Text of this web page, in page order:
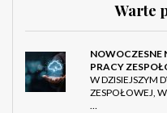
Warte
NOWOCZESNE
PRACY
W DZISIEJSZYM
ZESPOŁOWEJ,
…